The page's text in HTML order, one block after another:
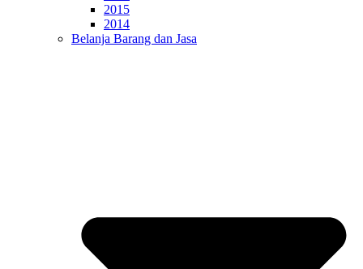
2015
2014
Belanja Barang dan Jasa